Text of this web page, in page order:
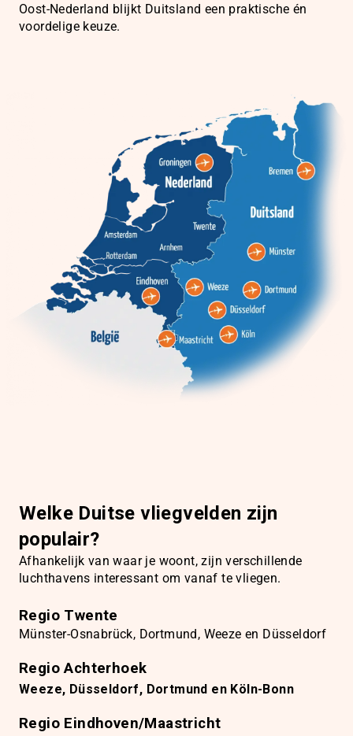
Oost-Nederland blijkt Duitsland een praktische én
voordelige keuze.
Welke Duitse vliegvelden zijn
populair?
Afhankelijk van waar je woont, zijn verschillende
luchthavens interessant om vanaf te vliegen.
Regio Twente
Münster-Osnabrück, Dortmund, Weeze en Düsseldorf
Regio Achterhoek
Weeze, Düsseldorf, Dortmund en Köln-Bonn
Regio Eindhoven/Maastricht